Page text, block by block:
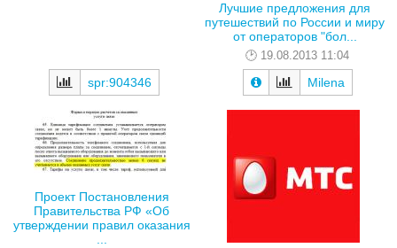
spr:904346
Лучшие предложения для
путешествий по России и миру
от операторов "бол...
19.08.2013 11:04
Milena
Проект Постановления
Правительства РФ «Об
утверждении правил оказания
...